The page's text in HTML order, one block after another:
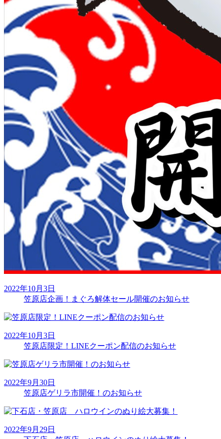
2022年10月3日
笠原店企画！まぐろ解体セール開催のお知らせ
2022年10月3日
笠原店限定！LINEクーポン配信のお知らせ
2022年9月30日
笠原店ゲリラ市開催！のお知らせ
2022年9月29日